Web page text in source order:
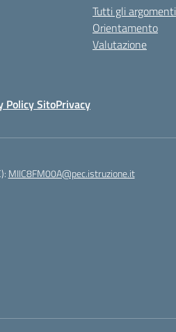
Tutti gli argomenti
Orientamento
Valutazione
Policy SitoPrivacy
MIIC8FM00A@pec.istruzione.it